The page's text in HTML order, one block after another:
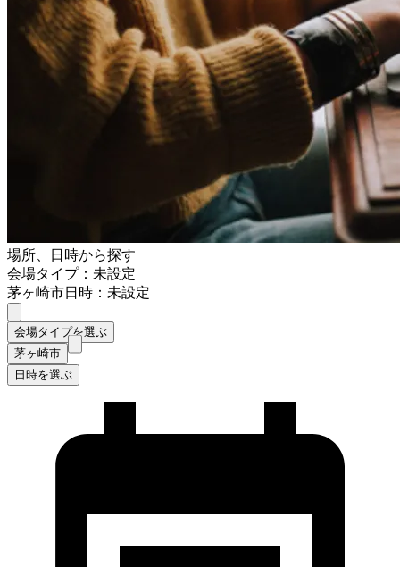
場所、日時から探す
会場タイプ：未設定
茅ヶ崎市日時：未設定
会場タイプを選ぶ
茅ヶ崎市
日時を選ぶ